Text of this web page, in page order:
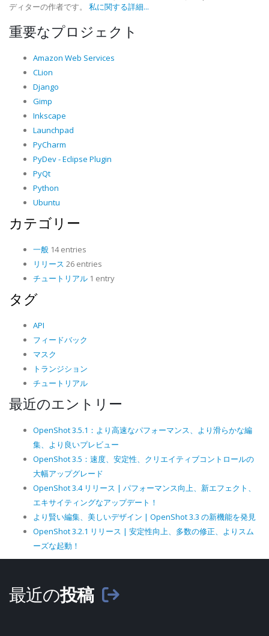
ディターの作者です。 私に関する詳細...
重要なプロジェクト
Amazon Web Services
CLion
Django
Gimp
Inkscape
Launchpad
PyCharm
PyDev - Eclipse Plugin
PyQt
Python
Ubuntu
カテゴリー
一般 14 entries
リリース 26 entries
チュートリアル 1 entry
タグ
API
フィードバック
マスク
トランジション
チュートリアル
最近のエントリー
OpenShot 3.5.1：より高速なパフォーマンス、より滑らかな編
集、より良いプレビュー
OpenShot 3.5：速度、安定性、クリエイティブコントロールの
大幅アップグレード
OpenShot 3.4 リリース | パフォーマンス向上、新エフェクト、
エキサイティングなアップデート！
より賢い編集、美しいデザイン | OpenShot 3.3 の新機能を発見
OpenShot 3.2.1 リリース | 安定性向上、多数の修正、よりスム
ーズな起動！
最近の投稿